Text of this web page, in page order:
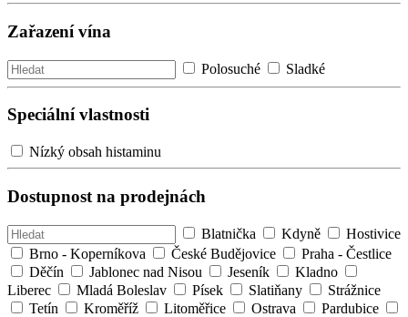
Zařazení vína
Polosuché Sladké
Speciální vlastnosti
Nízký obsah histaminu
Dostupnost na prodejnách
Blatnička Kdyně
Hostivice
Brno - Koperníkova
České Budějovice
Praha - Čestlice
Děčín
Jablonec nad Nisou Jeseník
Kladno
Liberec
Mladá Boleslav Písek Slatiňany
Strážnice
Tetín
Kroměříž Litoměřice Ostrava
Pardubice